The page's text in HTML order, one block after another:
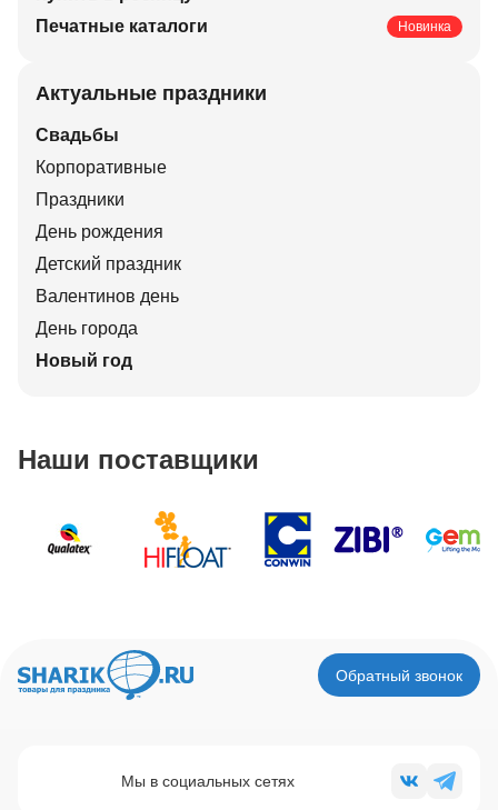
Печатные каталоги
Новинка
Актуальные праздники
Свадьбы
Корпоративные
Праздники
День рождения
Детский праздник
Валентинов день
День города
Новый год
Наши поставщики
Обратный звонок
Мы в социальных сетях